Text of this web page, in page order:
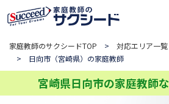
家庭教師のサクシードTOP > 対応エリア一覧
> 日向市（宮崎県）の家庭教師
宮崎県日向市の家庭教師